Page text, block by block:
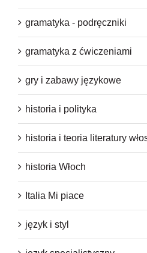
gramatyka - podręczniki
gramatyka z ćwiczeniami
gry i zabawy językowe
historia i polityka
historia i teoria literatury
historia Włoch
Italia Mi piace
język i styl